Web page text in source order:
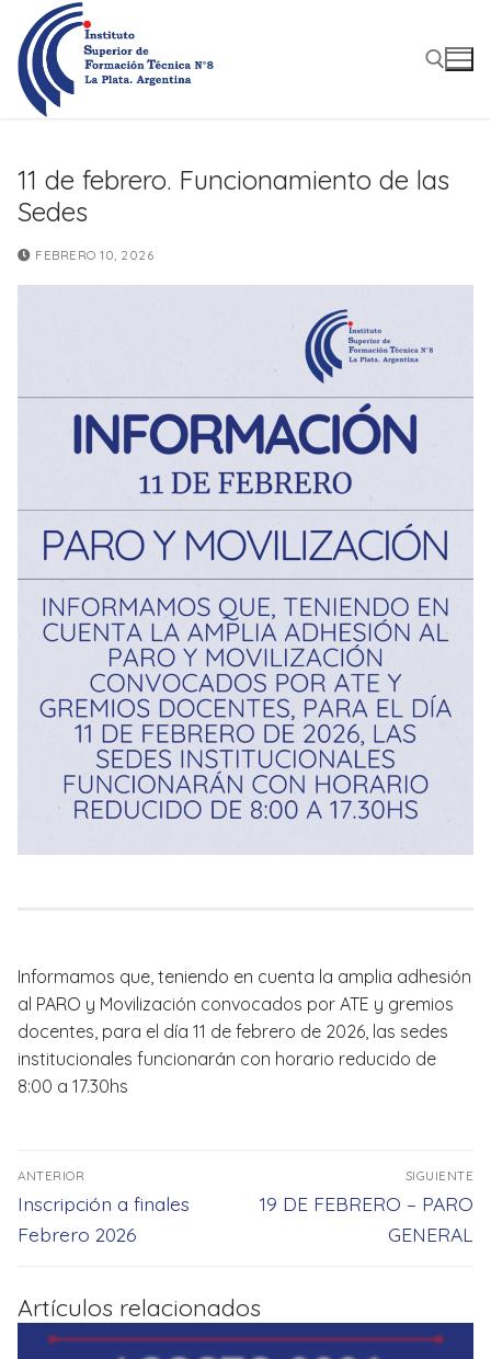
contenido
11 de febrero. Funcionamiento de las
Sedes
FEBRERO 10, 2026
Informamos que, teniendo en cuenta la amplia adhesión
al PARO y Movilización convocados por ATE y gremios
docentes, para el día 11 de febrero de 2026, las sedes
institucionales funcionarán con horario reducido de
8:00 a 17.30hs
Navegación
de
entradas
ANTERIOR
Entrada
anterior:
Inscripción a finales
Febrero 2026
SIGUIENTE
Entrada
19 DE FEBRERO – PARO
GENERAL
Artículos relacionados